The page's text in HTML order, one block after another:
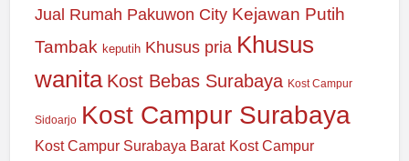
Jual Rumah Pakuwon City Kejawan Putih
Tambak keputih Khusus pria Khusus
wanita Kost Bebas Surabaya Kost Campur
Sidoarjo Kost Campur Surabaya
Kost Campur Surabaya Barat Kost Campur